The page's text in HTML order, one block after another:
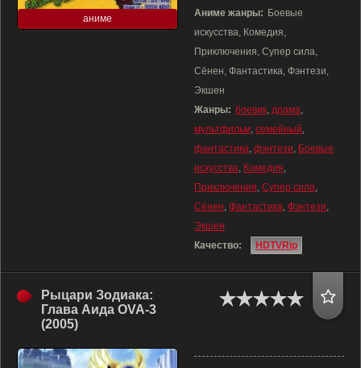
аниме
Аниме жанры: Боевые
искусства, Комедия,
Приключения, Супер сила,
Сёнен, Фантастика, Фэнтези,
Экшен
Жанры: боевик, драма,
мультфильм, семейный,
фантастика, фэнтези, Боевые
искусства, Комедия,
Приключения, Супер сила,
Сёнен, Фантастика, Фэнтези,
Экшен
Качество:
HDTVRip
Рыцари Зодиака:
Глава Аида OVA-3
(2005)